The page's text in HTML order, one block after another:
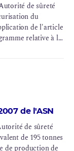
de sûreté
du
de l'article
relative à la
de l'ASN
de sûreté
de 195 tonnes
de production de